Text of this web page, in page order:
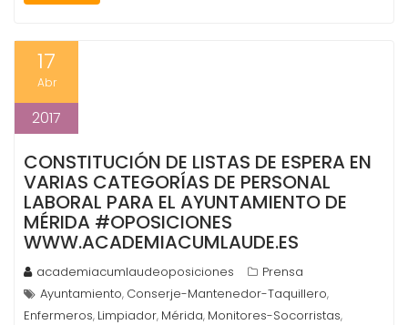
17
Abr
2017
CONSTITUCIÓN DE LISTAS DE ESPERA EN
VARIAS CATEGORÍAS DE PERSONAL
LABORAL PARA EL AYUNTAMIENTO DE
MÉRIDA #OPOSICIONES
WWW.ACADEMIACUMLAUDE.ES
academiacumlaudeoposiciones
Prensa
Ayuntamiento, Conserje-Mantenedor-Taquillero,
Enfermeros, Limpiador, Mérida, Monitores-Socorristas,